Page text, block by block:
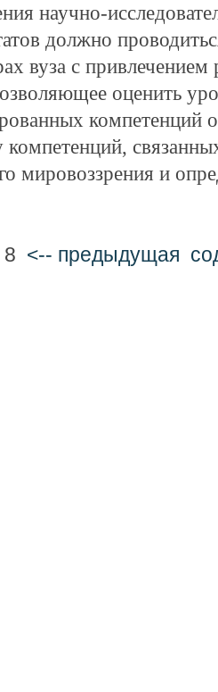
научно-
должно
вуза с
оценить
компетенций
компетенций,
мировоззрения и
8 <-- предыдущая